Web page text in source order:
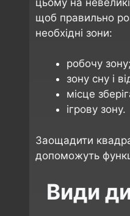
щоб правильно
необхідні зони:
робочу зону;
зону сну і
місце
ігрову зону.
Заощадити
допоможуть
Види